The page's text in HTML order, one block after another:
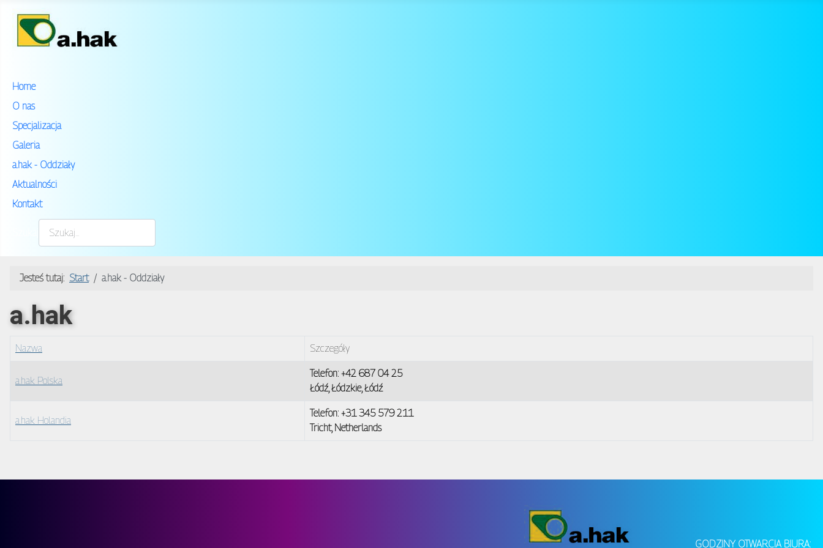
Home
O nas
Specjalizacja
Galeria
a.hak - Oddziały
Aktualności
Kontakt
Jesteś tutaj: Start a.hak - Oddziały
a.hak
Nazwa Szczegóły
a.hak Polska
Telefon: +42 687 04 25
Łódź, Łódzkie, Łódź
a.hak Holandia
Telefon: +31 345 579 211
Tricht, Netherlands
GODZINY OTWARCIA BIURA: